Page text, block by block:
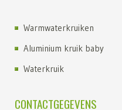
Warmwaterkruiken
Aluminium kruik baby
Waterkruik
CONTACTGEGEVENS